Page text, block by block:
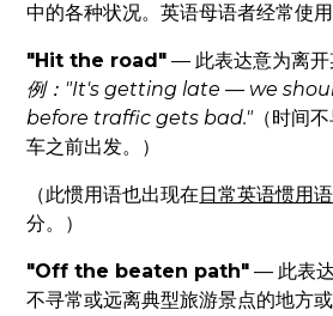
中的各种状况。英语母语者经常使用
"Hit the road" — 此表达意为离
例："It's getting late — we
before traffic gets bad."（时间
车之前出发。）
（此惯用语也出现在 日常英语惯用语
分。）
"Off the beaten path" — 此表达
不寻常或远离典型旅游景点的地方